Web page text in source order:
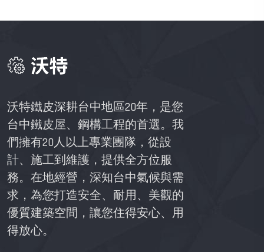
沃特鐵皮深耕台中地區20年，是您
台中鐵皮屋、鋼構工程的首選。我
們擁有20人以上專業團隊，從設
計、施工到維護，提供全方位服
務。在地經營，深知台中氣候與需
求，為您打造安全、耐用、美觀的
優質建築空間，讓您住得安心、用
得放心。